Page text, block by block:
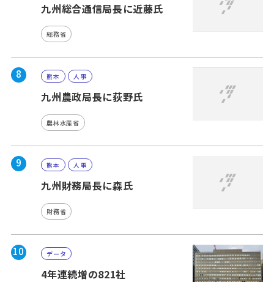
九州総合通信局長に近藤氏
総務省
8 熊本 人事
九州農政局長に荻野氏
農林水産省
9 熊本 人事
九州財務局長に森氏
財務省
10 データ
4年連続増の821社